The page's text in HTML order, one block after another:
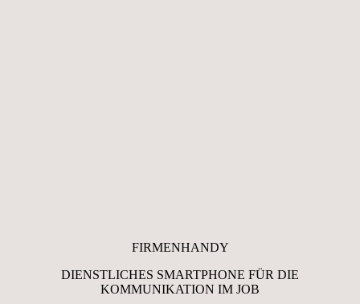
FIRMENHANDY
DIENSTLICHES SMARTPHONE FÜR DIE
KOMMUNIKATION IM JOB